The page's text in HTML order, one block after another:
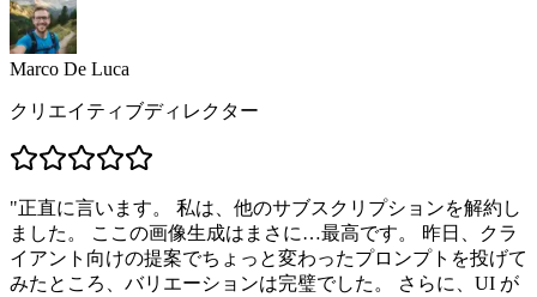
Marco De Luca
クリエイティブディレクター
"正直に言います。 私は、他のサブスクリプションを解約し
ました。 ここの画像生成はまさに…最高です。 昨日、クラ
イアント向けの提案でちょっと変わったプロンプトを投げて
みたところ、バリエーションは完璧でした。 さらに、UI が